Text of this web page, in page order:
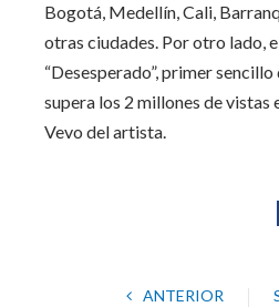
Bogotá, Medellín, Cali,
otras ciudades. Por otro lado,
“Desesperado”, primer
supera los 2 millones de vistas
Vevo del artista.
ANTERIOR